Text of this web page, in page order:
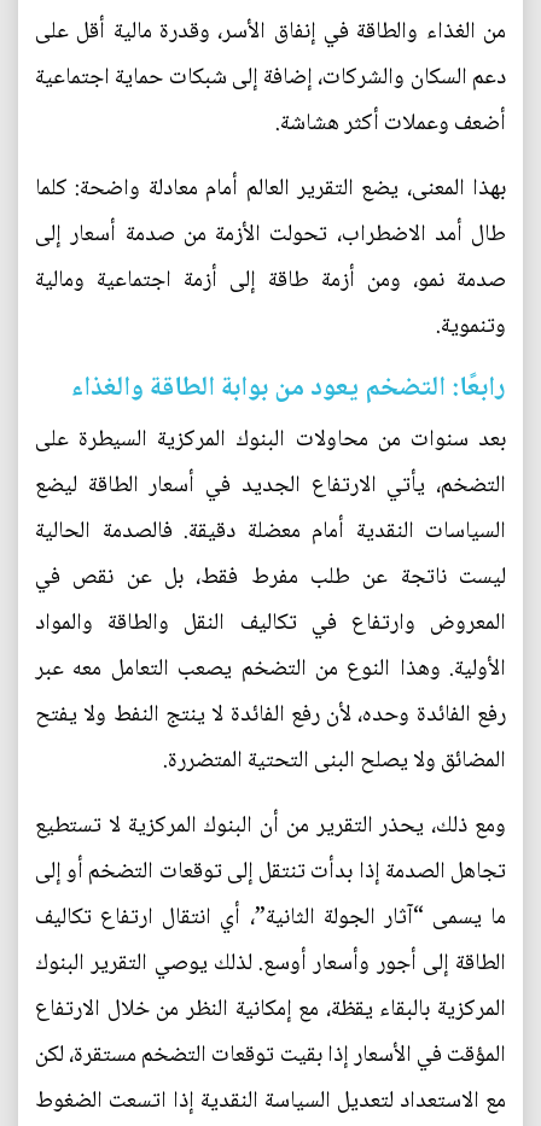
من الغذاء والطاقة في إنفاق الأسر، وقدرة مالية أقل على
دعم السكان والشركات، إضافة إلى شبكات حماية اجتماعية
أضعف وعملات أكثر هشاشة.
بهذا المعنى، يضع التقرير العالم أمام معادلة واضحة: كلما
طال أمد الاضطراب، تحولت الأزمة من صدمة أسعار إلى
صدمة نمو، ومن أزمة طاقة إلى أزمة اجتماعية ومالية
وتنموية.
رابعًا: التضخم يعود من بوابة الطاقة والغذاء
بعد سنوات من محاولات البنوك المركزية السيطرة على
التضخم، يأتي الارتفاع الجديد في أسعار الطاقة ليضع
السياسات النقدية أمام معضلة دقيقة. فالصدمة الحالية
ليست ناتجة عن طلب مفرط فقط، بل عن نقص في
المعروض وارتفاع في تكاليف النقل والطاقة والمواد
الأولية. وهذا النوع من التضخم يصعب التعامل معه عبر
رفع الفائدة وحده، لأن رفع الفائدة لا ينتج النفط ولا يفتح
المضائق ولا يصلح البنى التحتية المتضررة.
ومع ذلك، يحذر التقرير من أن البنوك المركزية لا تستطيع
تجاهل الصدمة إذا بدأت تنتقل إلى توقعات التضخم أو إلى
ما يسمى “آثار الجولة الثانية”، أي انتقال ارتفاع تكاليف
الطاقة إلى أجور وأسعار أوسع. لذلك يوصي التقرير البنوك
المركزية بالبقاء يقظة، مع إمكانية النظر من خلال الارتفاع
المؤقت في الأسعار إذا بقيت توقعات التضخم مستقرة، لكن
مع الاستعداد لتعديل السياسة النقدية إذا اتسعت الضغوط